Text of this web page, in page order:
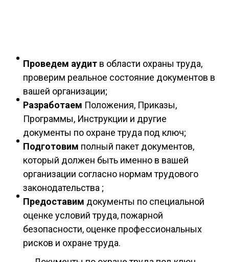
Проведем аудит в области охраны труда,
проверим реальное состояние документов в
вашей организации;
Разработаем Положения, Приказы,
Программы, Инструкции и другие
документы по охране труда под ключ;
Подготовим полный пакет документов,
который должен быть именно в вашей
организации согласно нормам трудового
законодательства ;
Предоставим документы по специальной
оценке условий труда, пожарной
безопасности, оценке профессиональных
рисков и охране труда.